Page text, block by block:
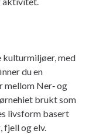
kulturmiljøer, med
du en
mellom Ner‑ og
brukt som
livsform basert
fjell og elv.